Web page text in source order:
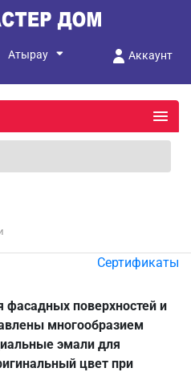
Аккаунт
Сертификаты
фасадных поверхностей и
многообразием
эмали для
цвет при